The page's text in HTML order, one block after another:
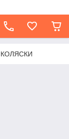
КОЛЯСКИ